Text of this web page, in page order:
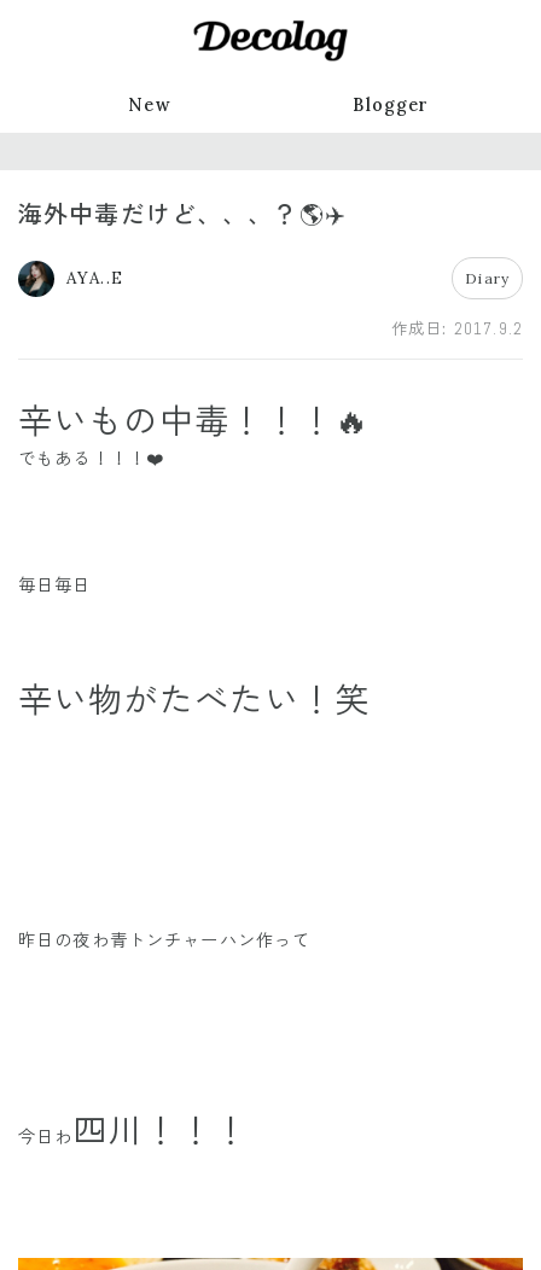
New Blogger
海外中毒だけど、、、？🌎✈️
AYA..E Diary
作成日: 2017.9.2
辛いもの中毒！！！🔥
でもある！！！❤️
毎日毎日
辛い物がたべたい！笑
昨日の夜わ青トンチャーハン作って
今日わ 四川！！！